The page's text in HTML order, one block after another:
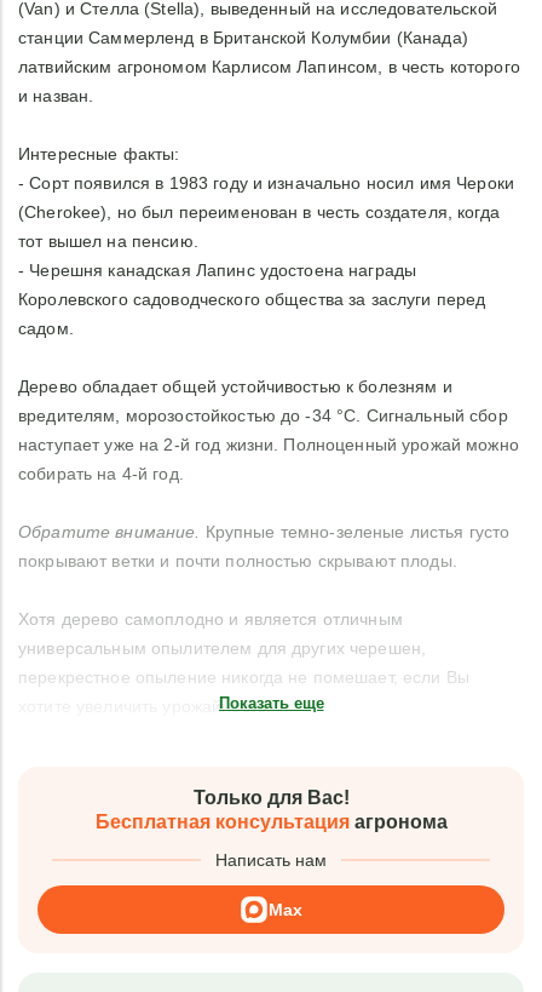
(Van) и Стелла (Stella), выведенный на исследовательской
станции Саммерленд в Британской Колумбии (Канада)
латвийским агрономом Карлисом Лапинсом, в честь которого
и назван.
Интересные факты:
- Сорт появился в 1983 году и изначально носил имя Чероки
(Cherokee), но был переименован в честь создателя, когда
тот вышел на пенсию.
- Черешня канадская Лапинс удостоена награды
Королевского садоводческого общества за заслуги перед
садом.
Дерево обладает общей устойчивостью к болезням и
вредителям, морозостойкостью до -34 °C. Сигнальный сбор
наступает уже на 2-й год жизни. Полноценный урожай можно
собирать на 4-й год.
Обратите внимание.
Крупные темно-зеленые листья густо
покрывают ветки и почти полностью скрывают плоды.
Хотя дерево самоплодно и является отличным
универсальным опылителем для других черешен,
перекрестное опыление никогда не помешает, если Вы
хотите увеличить урожайность.Показать еще
Только для Вас!
Бесплатная консультацияагронома
Написать нам
Max